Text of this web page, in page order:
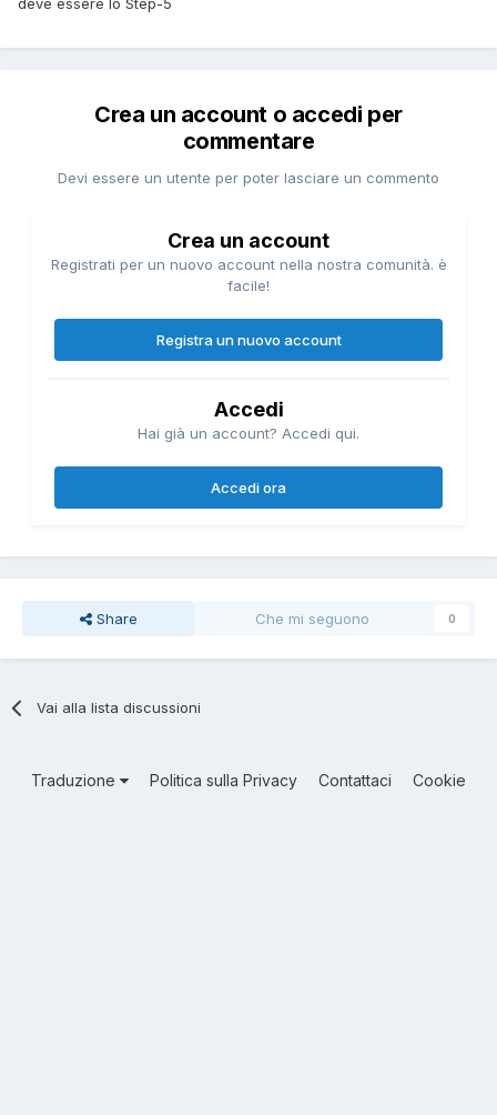
Crea un account o accedi per
commentare
Devi essere un utente per poter lasciare un commento
Crea un account
Registrati per un nuovo account nella nostra comunità. è
facile!
Registra un nuovo account
Accedi
Hai già un account? Accedi qui.
Accedi ora
Share Che mi seguono 0
Vai alla lista discussioni
Traduzione Politica sulla Privacy Contattaci Cookie